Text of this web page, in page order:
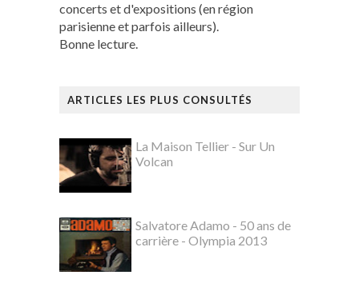
concerts et d'expositions (en région
parisienne et parfois ailleurs).
Bonne lecture.
ARTICLES LES PLUS CONSULTÉS
La Maison Tellier - Sur Un
Volcan
Salvatore Adamo - 50 ans de
carrière - Olympia 2013